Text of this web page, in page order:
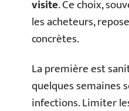
visite. Ce choix,
les acheteurs,
concrètes.
La première est
quelques semaines
infections. Limiter